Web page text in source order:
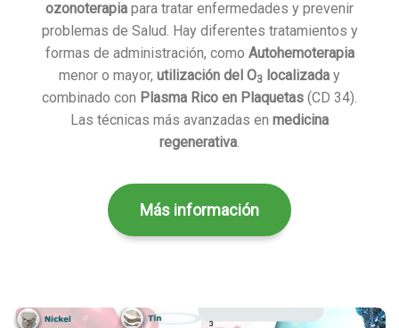
ozonoterapia para tratar enfermedades y prevenir
problemas de Salud. Hay diferentes tratamientos y
formas de administración, como Autohemoterapia
menor o mayor, utilización del O3 localizada y
combinado con Plasma Rico en Plaquetas (CD 34).
Las técnicas más avanzadas en medicina
regenerativa.
Más información